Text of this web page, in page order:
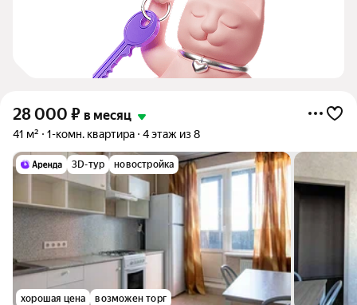
28 000 ₽ в месяц
41 м² 1-комн. квартира 4 этаж из 8
3D-тур новостройка
хорошая цена возможен торг